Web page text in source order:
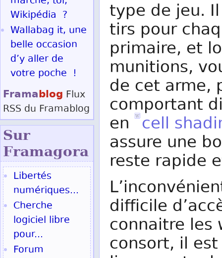
type de jeu.
tirs pour
primaire, et
munitions,
de cet arme,
comportant
en cell
assure une
reste rapide
difficile
connaitre les
consort, il
Wikipédia ?
Wallabag it, une
belle occasion
d’y aller de
votre poche !
Framablog Flux
RSS du Framablog
Sur
Framagora
Libertés
numériques...
Cherche
logiciel libre
pour...
Forum